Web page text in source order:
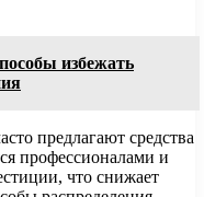
избежать
предлагают средства
профессионалами и
что снижает